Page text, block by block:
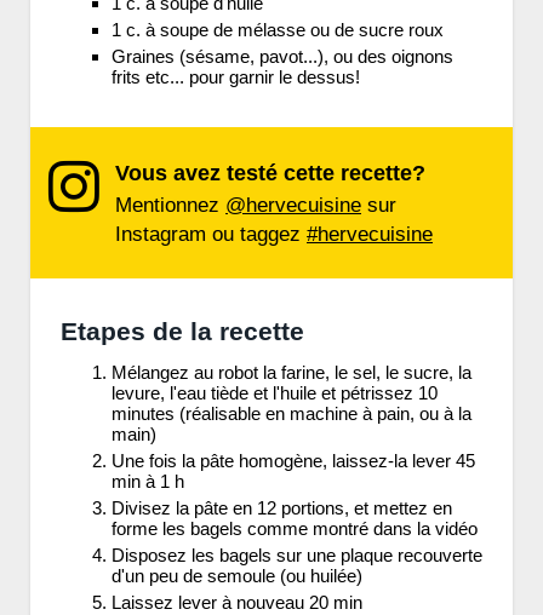
1 c. à soupe de mélasse ou de sucre roux
Graines (sésame, pavot...), ou des oignons
frits etc... pour garnir le dessus!
Vous avez testé cette recette?
Mentionnez @hervecuisine sur
Instagram ou taggez #hervecuisine
Etapes de la recette
Mélangez au robot la farine, le sel, le sucre, la
levure, l'eau tiède et l'huile et pétrissez 10
minutes (réalisable en machine à pain, ou à la
main)
Une fois la pâte homogène, laissez-la lever 45
min à 1 h
Divisez la pâte en 12 portions, et mettez en
forme les bagels comme montré dans la vidéo
Disposez les bagels sur une plaque recouverte
d'un peu de semoule (ou huilée)
Laissez lever à nouveau 20 min